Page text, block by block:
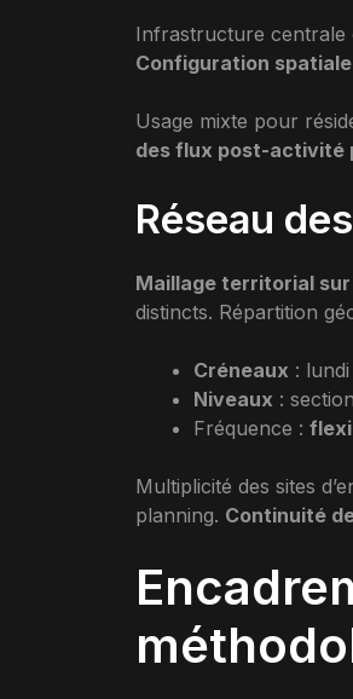
Infrastructure centrale
Configuration
Usage mixte pour
des flux post-activité
Réseau
Maillage territorial
distincts. Répartition
Créneaux :
Niveaux :
Fréquence :
Multiplicité des sites
planning. Continuité